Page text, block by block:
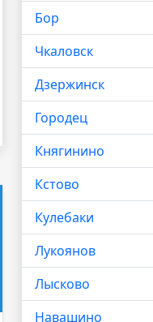
Бор
Чкаловск
Дзержинск
Городец
Княгинино
Кстово
Кулебаки
Лукоянов
Лысково
Навашино